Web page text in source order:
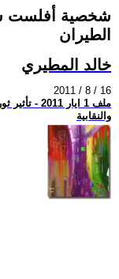
الطيران
خالد المطيري
2011 / 8 / 16
ملف 1 ايار
والنقابية